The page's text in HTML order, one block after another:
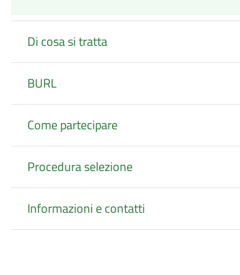
Di cosa si tratta
BURL
Come partecipare
Procedura selezione
Informazioni e contatti